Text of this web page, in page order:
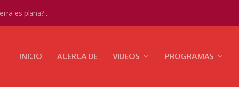
es plana?...
INICIO ACERCA DE VIDEOS PROGRAMAS